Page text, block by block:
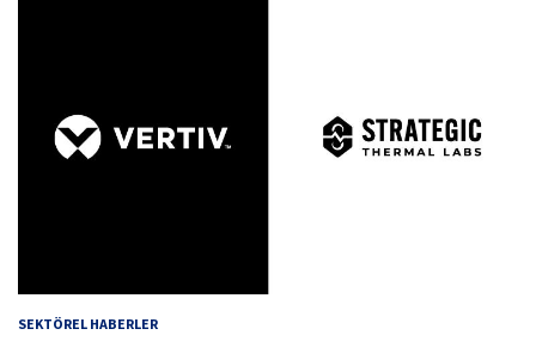
SEKTÖREL HABERLER